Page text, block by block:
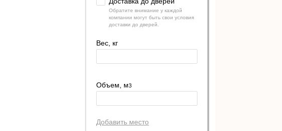
Обратите внимание у каждой
компании могут быть свои условия
доставки до дверей.
Вес, кг
Объем, м3
Добавить место